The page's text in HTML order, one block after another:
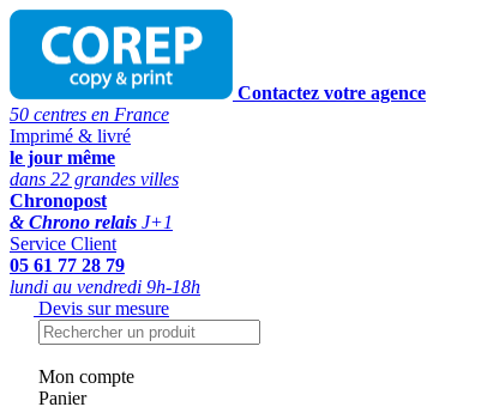
Contactez votre agence
50 centres en France
Imprimé & livré
le jour même
dans 22 grandes villes
Chronopost
& Chrono relais J+1
Service Client
05 61 77 28 79
lundi au vendredi 9h-18h
Devis sur mesure
Mon compte
Panier